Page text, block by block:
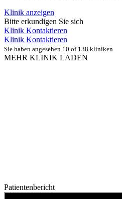
Klinik anzeigen
Bitte erkundigen Sie sich
Klinik Kontaktieren
Klinik Kontaktieren
Sie haben angesehen 10 of 138 kliniken
MEHR KLINIK LADEN
Patientenbericht